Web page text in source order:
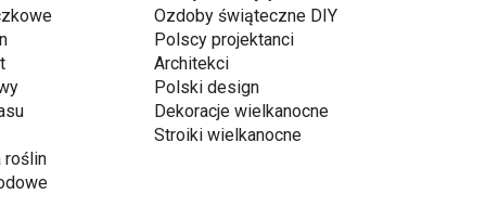
roślin
Ozdoby świąteczne DIY
Polscy projektanci
Architekci
Polski design
Dekoracje wielkanocne
Stroiki wielkanocne